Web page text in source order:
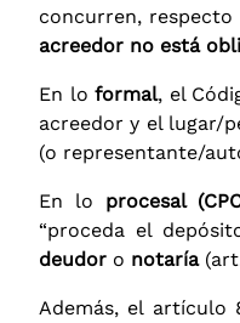
concurren, respecto
acreedor no está
En loformal, el
acreedor y el lugar/
(o representante/
En lo procesal
“proceda el
deudor o notaría
Además, el artículo